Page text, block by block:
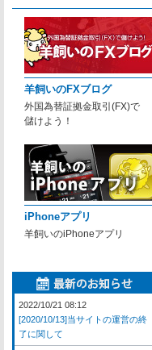
羊飼いのFXブログ
外国為替証拠金取引(FX)で
儲けよう！
iPhoneアプリ
羊飼いのiPhoneアプリ
2022/10/21 08:12
[2020/10/13]当サイトの運営の終
了に関して